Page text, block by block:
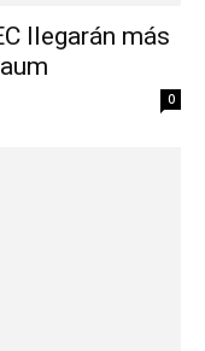
llegarán más
0